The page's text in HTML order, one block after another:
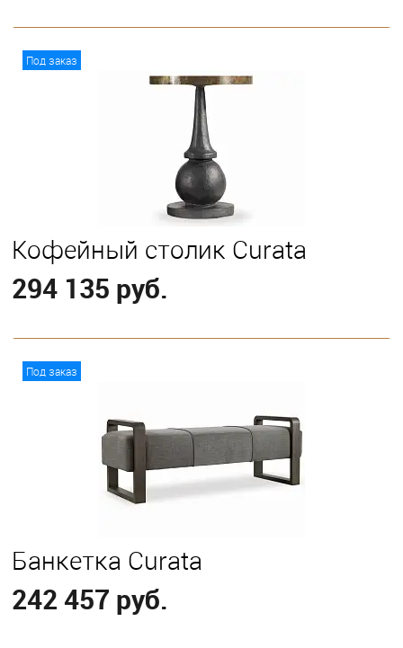
Под заказ
Кофейный столик Curata
294 135 руб.
Под заказ
Банкетка Curata
242 457 руб.